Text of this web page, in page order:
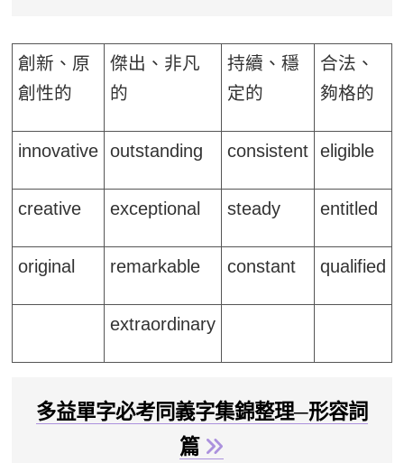
創新、原
創性的
傑出、非凡
的
持續、穩
定的
合法、
夠格的
innovative outstanding consistent eligible
creative exceptional steady entitled
original remarkable constant qualified
extraordinary
多益單字必考同義字集錦整理─形容詞
篇